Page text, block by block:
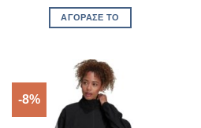
was:
€103,99.
ΑΓΌΡΑΣΈ ΤΟ
-8%